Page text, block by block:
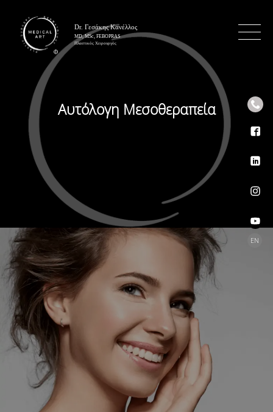
EN
Αυτόλογη Μεσοθεραπεία